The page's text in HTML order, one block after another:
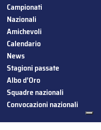
Campionati
Nazionali
Amichevoli
Calendario
News
Stagioni passate
Albo d’Oro
Squadre nazionali
Convocazioni nazionali